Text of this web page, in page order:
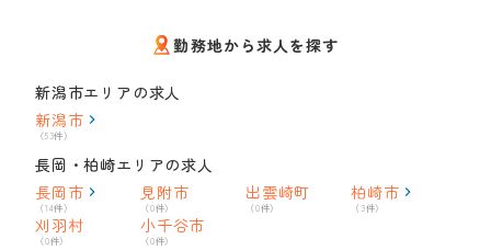
勤務地から求人を探す
新潟市エリアの求人
新潟市
（53件）
長岡・柏崎エリアの求人
長岡市
（14件）
見附市
（0件）
出雲崎町
（0件）
柏崎市
（3件）
刈羽村
（0件）
小千谷市
（0件）